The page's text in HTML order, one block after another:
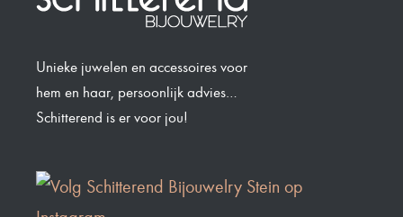
Unieke juwelen en accessoires voor
hem en haar, persoonlijk advies…
Schitterend is er voor jou!